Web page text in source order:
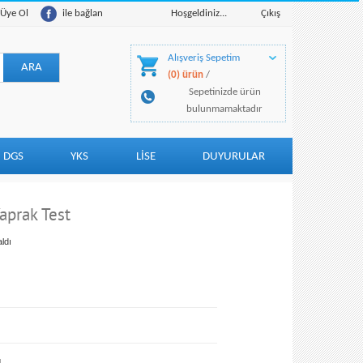
Çıkış
Hoşgeldiniz...
ile bağlan
Üye Ol
Alışveriş Sepetim
(0) ürün /
Sepetinizde ürün
bulunmamaktadır
DGS YKS LİSE DUYURULAR
Test